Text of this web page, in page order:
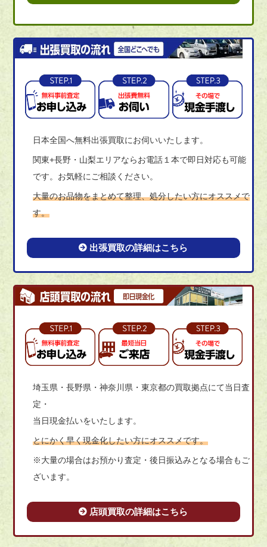
日本全国へ無料出張買取にお伺いいたします。
関東+長野・山梨エリアならお電話１本で即日対応も可能
です。お気軽にご相談ください。
大量のお品物をまとめて整理、処分したい方にオススメで
す。
出張買取の詳細はこちら
埼玉県・長野県・神奈川県・東京都の買取拠点にて当日査
定・
当日現金払いをいたします。
とにかく早く現金化したい方にオススメです。
※大量の場合はお預かり査定・後日振込みとなる場合もご
ざいます。
店頭買取の詳細はこちら